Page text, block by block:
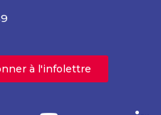
à l'infolettre